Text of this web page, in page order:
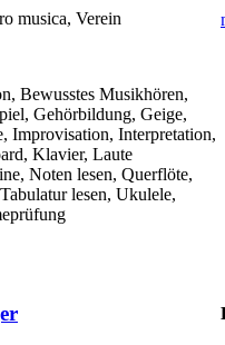
musica, Verein
Bewusstes Musikhören,
Gehörbildung, Geige,
Improvisation, Interpretation,
Klavier, Laute
Noten lesen, Querflöte,
lesen, Ukulele,